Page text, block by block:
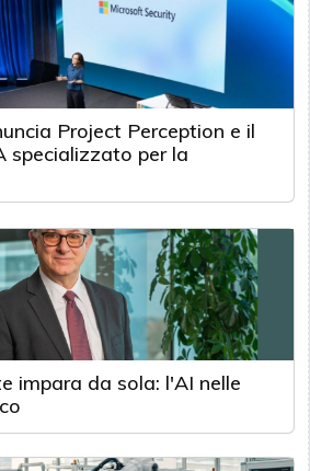
Project Perception e il
specializzato per la
impara da sola: l'AI nelle